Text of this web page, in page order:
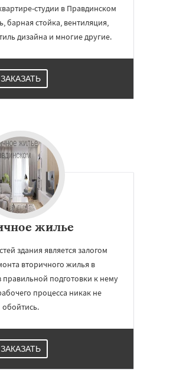
студии в Правдинском
барная стойка, вентиляция,
дизайна и многие другие.
ЗАКАЗАТЬ
жилье
здания является залогом
вторичного жилья в
подготовки к нему
процесса никак не
обойтись.
ЗАКАЗАТЬ